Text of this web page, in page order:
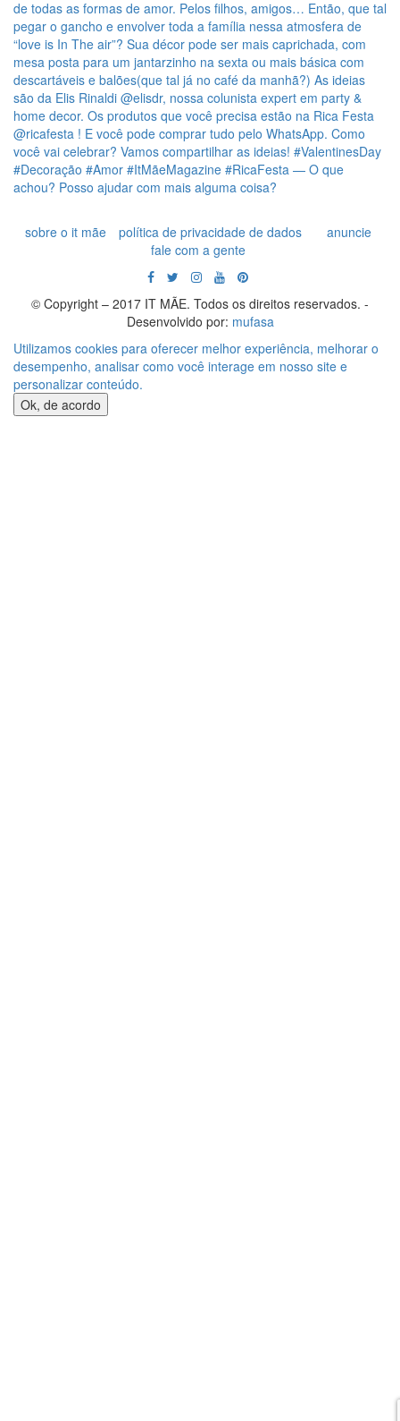
sobre o it mãe política de privacidade de dados
anuncie
fale com a gente
© Copyright – 2017 IT MÃE. Todos os direitos reservados. -
Desenvolvido por: mufasa
Utilizamos cookies para oferecer melhor experiência, melhorar o
desempenho, analisar como você interage em nosso site e
personalizar conteúdo.
Ok, de acordo